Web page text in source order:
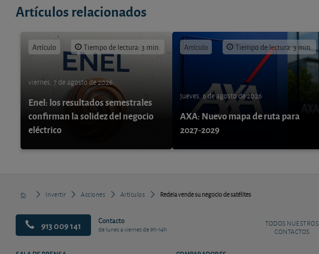
Artículos relacionados
Artículo Tiempo de lectura: 3 min.
viernes, 7 de agosto de 2026
Enel: los resultados semestrales
confirman la solidez del negocio
eléctrico
Artículo Tiempo de lectura: 3 min.
jueves, 6 de agosto de 2026
AXA: Nuevo mapa de ruta para
2027-2029
Invertir Acciones Artículos Redeia vende su negocio de satélites
913 009 141 Contacto
de lunes a viernes de 9h-14h
TODOS NUESTROS
CONTACTOS